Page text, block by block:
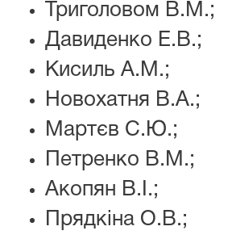
Триголовом В.М.;
Давиденко Е.В.;
Кисиль А.М.;
Новохатня В.А.;
Мартєв С.Ю.;
Петренко В.М.;
Акопян В.І.;
Прядкіна О.В.;